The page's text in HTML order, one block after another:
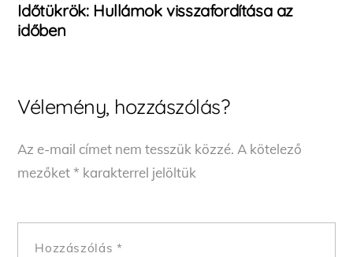
Időtükrök: Hullámok visszafordítása az
időben
Vélemény, hozzászólás?
Az e-mail címet nem tesszük közzé. A kötelező
mezőket* karakterrel jelöltük
Hozzászólás *